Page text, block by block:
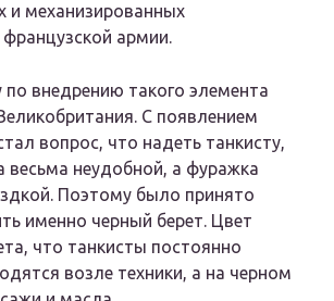
и механизированных
армии.
по внедрению такого элемента
С появлением
вопрос, что надеть танкисту,
весьма неудобной, а фуражка
Поэтому было принято
именно черный берет. Цвет
что танкисты постоянно
возле техники, а на черном